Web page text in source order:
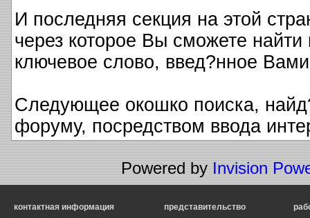
И последняя секция на этой
через которое Вы сможете
ключевое слово, введ?нное
Следующее окошко поиска,
форуму, посредством ввода
Powered by Invision
контактная информация представительство